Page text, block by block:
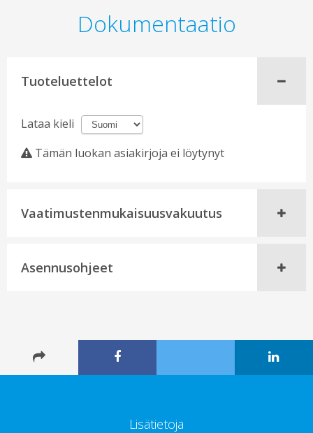
Dokumentaatio
Tuoteluettelot
Lataa kieli
Tämän luokan asiakirjoja ei löytynyt
Vaatimustenmukaisuusvakuutus
Asennusohjeet
Lisätietoja